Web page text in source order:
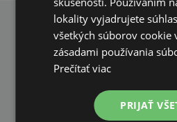
PREČO
lokality vyjadrujete
všetkých súborov cookie
zásadami používania
Prečítať viac
PRIJAŤ